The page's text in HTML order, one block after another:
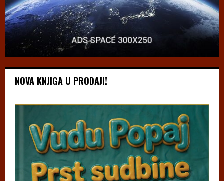
NOVA KNJIGA U PRODAJI!